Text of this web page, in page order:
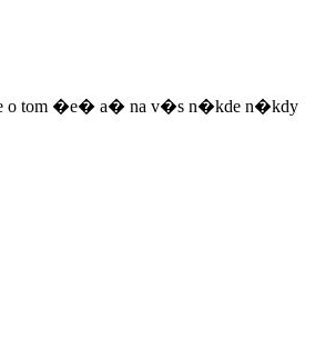
o tom �e� a� na v�s n�kde n�kdy